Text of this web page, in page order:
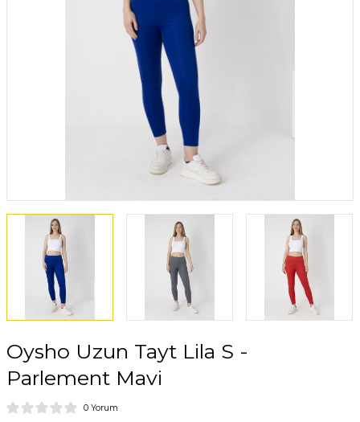
Oysho Uzun Tayt Lila S -
Parlement Mavi
0 Yorum